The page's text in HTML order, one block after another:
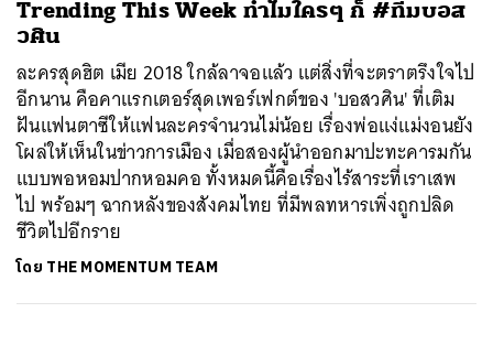
Trending This Week ทำไมใครๆ ก็ #ทีมบอส
วศิน
ละครสุดฮิต เมีย 2018 ใกล้ลาจอแล้ว แต่สิ่งที่จะตราตรึงใจไป
อีกนาน คือคาแรกเตอร์สุดเพอร์เฟกต์ของ 'บอสวศิน' ที่เติม
ฝันแฟนตาซีให้แฟนละครจำนวนไม่น้อย เรื่องพ่อแง่แม่งอนยัง
โผล่ให้เห็นในข่าวการเมือง เมื่อสองผู้นำออกมาปะทะคารมกัน
แบบพอหอมปากหอมคอ ทั้งหมดนี้คือเรื่องไร้สาระที่เราเสพ
ไป พร้อมๆ ฉากหลังของสังคมไทย ที่มีพลทหารเพิ่งถูกปลิด
ชีวิตไปอีกราย
โดย THE MOMENTUM TEAM